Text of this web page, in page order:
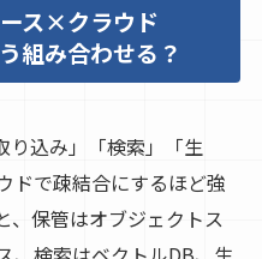
ス×クラウド
組み合わせる？
り込み」「検索」「生
ドで疎結合にするほど強
、保管はオブジェクトス